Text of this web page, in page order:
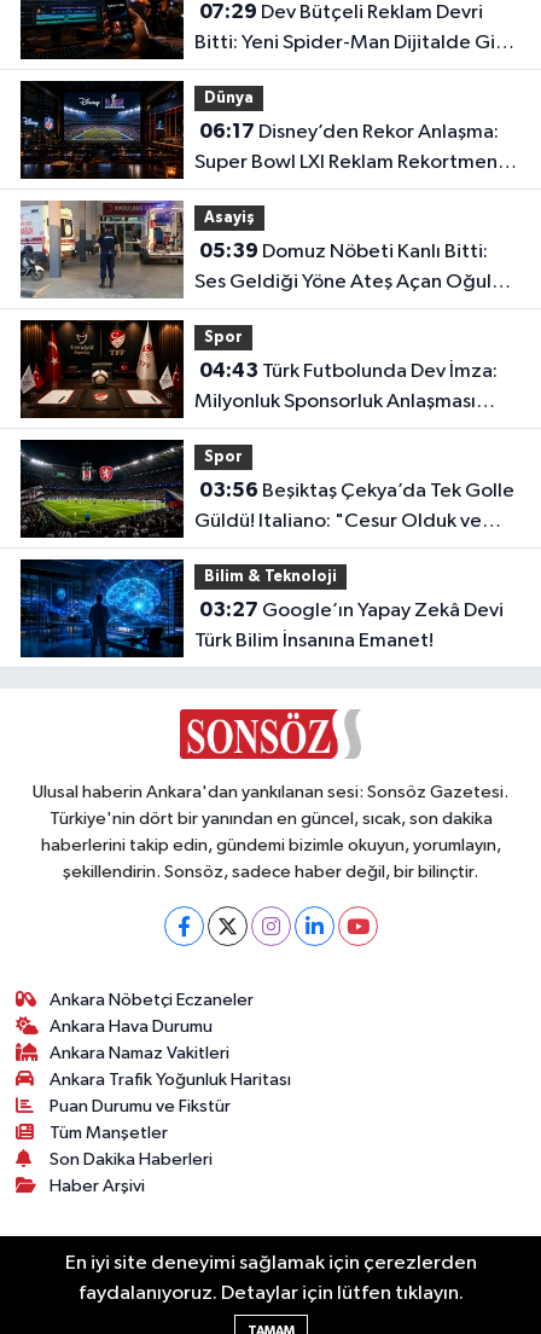
07:29
Bitti: Yeni Spider-Man Dijitalde Gişe
Rekorlarını Altüst Etti!
Dünya
06:17
Super Bowl LXI Reklam Rekortmeni
Oldu!
Asayiş
05:39
Ses Geldiği Yöne Ateş Açan Oğul
Babasını Öldürdü!
Spor
04:43
Milyonluk Sponsorluk Anlaşması
Uzatıldı!
Spor
03:56
Güldü! Italiano: "Cesur Olduk ve
Karşılığını Aldık"
Bilim & Teknoloji
03:27
Türk Bilim İnsanına Emanet!
Ulusal haberin Ankara'dan yankılanan sesi: Sonsöz Gazetesi.
Türkiye'nin dört bir yanından en güncel, sıcak, son dakika
haberlerini takip edin, gündemi bizimle okuyun, yorumlayın,
şekillendirin. Sonsöz, sadece haber değil, bir bilinçtir.
Ankara Nöbetçi Eczaneler
Ankara Hava Durumu
Ankara Namaz Vakitleri
Ankara Trafik Yoğunluk Haritası
Puan Durumu ve Fikstür
Tüm Manşetler
Son Dakika Haberleri
Haber Arşivi
Künye Ekonomi Gündem Yazarlar
Spor
Sonsöz Özel
En iyi site deneyimi sağlamak için çerezlerden
faydalanıyoruz. Detaylar için lütfen tıklayın.
TAMAM